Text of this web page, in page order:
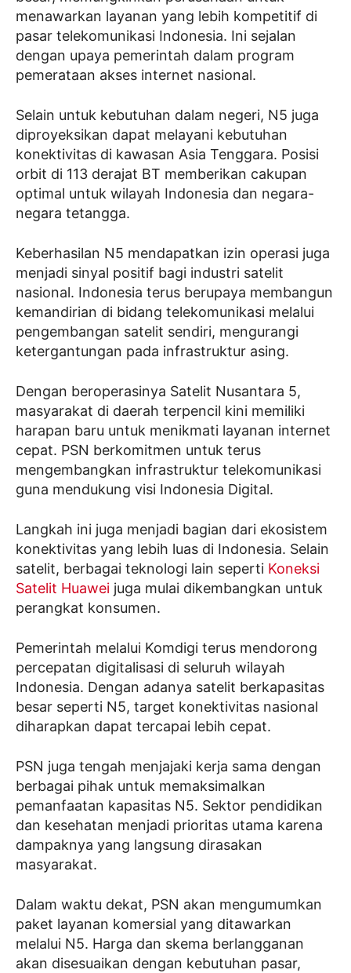
menawarkan layanan yang lebih kompetitif di
pasar telekomunikasi Indonesia. Ini sejalan
dengan upaya pemerintah dalam program
pemerataan akses internet nasional.
Selain untuk kebutuhan dalam negeri, N5 juga
diproyeksikan dapat melayani kebutuhan
konektivitas di kawasan Asia Tenggara. Posisi
orbit di 113 derajat BT memberikan cakupan
optimal untuk wilayah Indonesia dan negara-
negara tetangga.
Keberhasilan N5 mendapatkan izin operasi juga
menjadi sinyal positif bagi industri satelit
nasional. Indonesia terus berupaya membangun
kemandirian di bidang telekomunikasi melalui
pengembangan satelit sendiri, mengurangi
ketergantungan pada infrastruktur asing.
Dengan beroperasinya Satelit Nusantara 5,
masyarakat di daerah terpencil kini memiliki
harapan baru untuk menikmati layanan internet
cepat. PSN berkomitmen untuk terus
mengembangkan infrastruktur telekomunikasi
guna mendukung visi Indonesia Digital.
Langkah ini juga menjadi bagian dari ekosistem
konektivitas yang lebih luas di Indonesia. Selain
satelit, berbagai teknologi lain seperti Koneksi
Satelit Huawei juga mulai dikembangkan untuk
perangkat konsumen.
Pemerintah melalui Komdigi terus mendorong
percepatan digitalisasi di seluruh wilayah
Indonesia. Dengan adanya satelit berkapasitas
besar seperti N5, target konektivitas nasional
diharapkan dapat tercapai lebih cepat.
PSN juga tengah menjajaki kerja sama dengan
berbagai pihak untuk memaksimalkan
pemanfaatan kapasitas N5. Sektor pendidikan
dan kesehatan menjadi prioritas utama karena
dampaknya yang langsung dirasakan
masyarakat.
Dalam waktu dekat, PSN akan mengumumkan
paket layanan komersial yang ditawarkan
melalui N5. Harga dan skema berlangganan
akan disesuaikan dengan kebutuhan pasar,